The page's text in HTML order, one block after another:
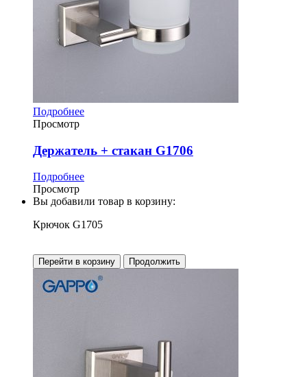
Подробнее
Просмотр
Держатель + стакан G1706
Подробнее
Просмотр
Вы добавили товар в корзину:
Крючок G1705
Перейти в корзину Продолжить